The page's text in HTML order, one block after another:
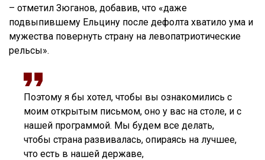
– отметил Зюганов, добавив, что «даже
подвыпившему Ельцину после дефолта хватило ума и
мужества повернуть страну на левопатриотические
рельсы».
Поэтому я бы хотел, чтобы вы ознакомились с
моим открытым письмом, оно у вас на столе, и с
нашей программой. Мы будем все делать,
чтобы страна развивалась, опираясь на лучшее,
что есть в нашей державе,